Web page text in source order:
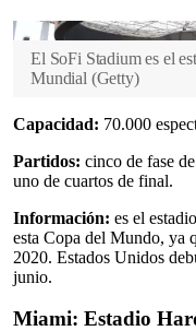
El SoFi Stadium es el
Mundial (Getty)
Capacidad: 70.000
Partidos: cinco de fase
uno de cuartos de final.
Información: es el
esta Copa del Mundo, ya
2020. Estados Unidos
junio.
Miami: Estadio